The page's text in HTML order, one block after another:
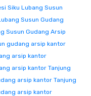
Siku Lubang Susun
Susun Gudang
Susun Gudang Arsip
gudang arsip kantor
arsip kantor
arsip kantor Tanjung
arsip kantor Tanjung
arsip kantor